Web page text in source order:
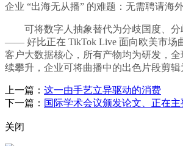
企业 “出海无从播” 的难题：无需聘请海
可将数字人抽象替代为分歧国度、分
—— 好比正在 TikTok Live 面向欧美市场
客户大数据核心，所有产物均为研发，
续攀升，企业可将曲播中的出色片段剪辑
上一篇： 这一由手艺立异驱动的消费
下一篇： 国际学术会议颁发论文、正在
关闭